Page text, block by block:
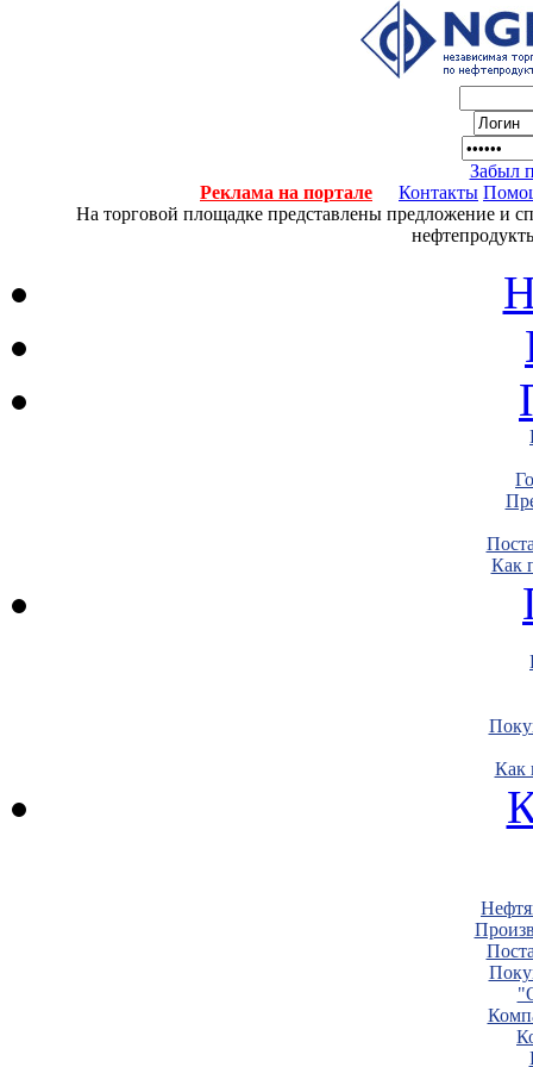
Забыл
Реклама на портале
Контакты
На торговой площадке представлены предложение и
Как
Как